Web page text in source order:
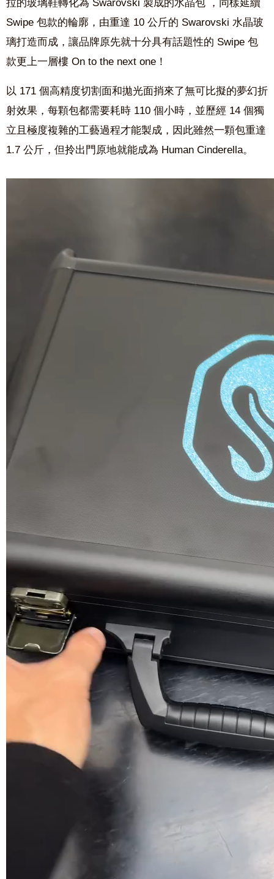
拉的玻璃鞋轉化為 Swarovski 製成的水晶包 ，同樣延續
Swipe 包款的輪廓，由重達 10 公斤的 Swarovski 水晶玻
璃打造而成，讓品牌原先就十分具有話題性的 Swipe 包
款更上一層樓 On to the next one！
以 171 個高精度切割面和拋光面捎來了無可比擬的夢幻折
射效果，每顆包都需要耗時 110 個小時，並歷經 14 個獨
立且極度複雜的工藝過程才能製成，因此雖然一顆包重達
1.7 公斤，但拎出門原地就能成為 Human Cinderella。